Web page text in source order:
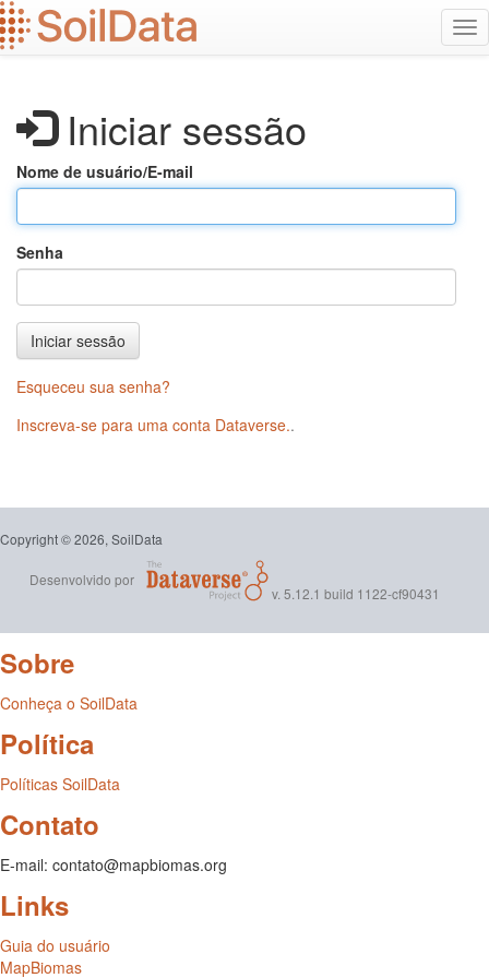
Ir
para
o
Iniciar sessão
Nome de usuário/E-mail
Senha
Iniciar sessão
Esqueceu sua senha?
Inscreva-se para uma conta Dataverse..
Copyright © 2026, SoilData
Desenvolvido por
v. 5.12.1 build 1122-cf90431
Sobre
Conheça o SoilData
Política
Políticas SoilData
Contato
E-mail: contato@mapbiomas.org
Links
Guia do usuário
MapBiomas